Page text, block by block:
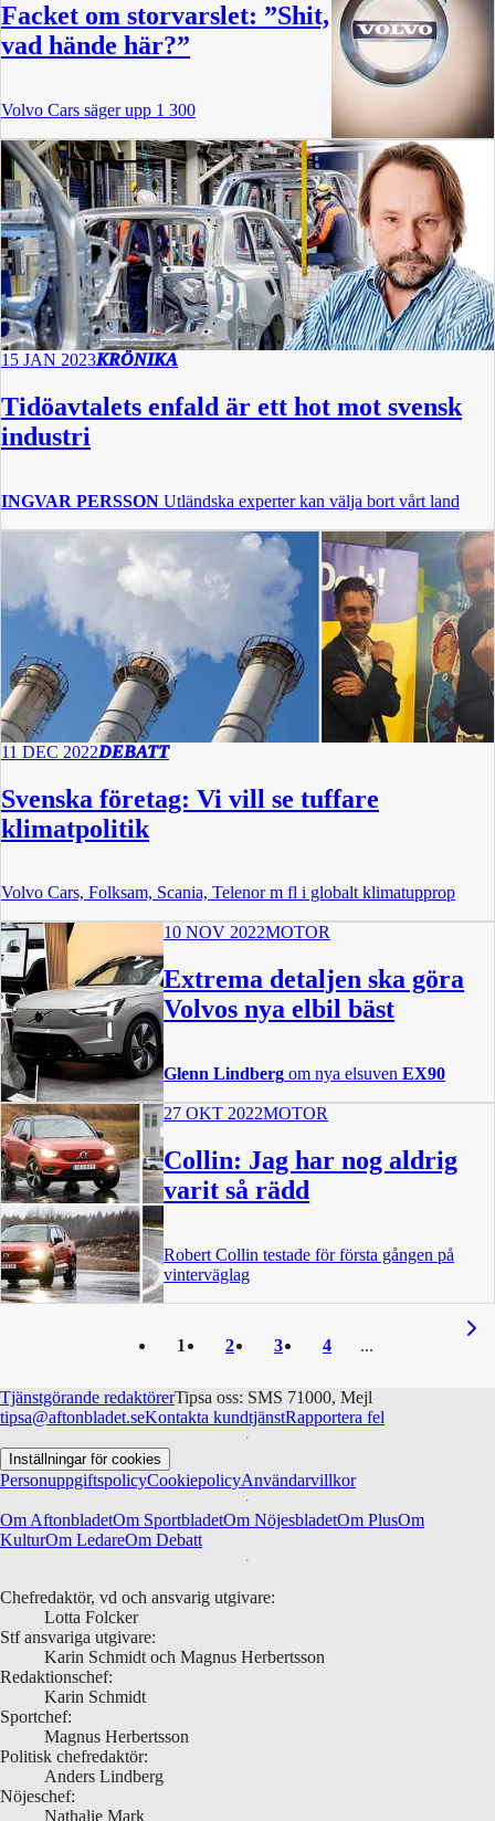
Facket om storvarslet: ”Shit,
vad hände här?”
Volvo Cars säger upp 1 300
15 JAN 2023KRÖNIKA
Tidöavtalets enfald är ett hot mot svensk
industri
INGVAR PERSSON Utländska experter kan välja bort vårt land
11 DEC 2022DEBATT
Svenska företag: Vi vill se tuffare
klimatpolitik
Volvo Cars, Folksam, Scania, Telenor m fl i globalt klimatupprop
10 NOV 2022MOTOR
Extrema detaljen ska göra
Volvos nya elbil bäst
Glenn Lindberg om nya elsuvenEX90
27 OKT 2022MOTOR
Collin: Jag har nog aldrig
varit så rädd
Robert Collin testade för första gången på
vinterväglag
1 2 3 4
Tjänstgörande redaktörerTipsa oss: SMS 71000, Mejl
tipsa@aftonbladet.seKontakta kundtjänstRapportera fel
Inställningar för cookies
PersonuppgiftspolicyCookiepolicyAnvändarvillkor
Om AftonbladetOm SportbladetOm NöjesbladetOm PlusOm
KulturOm LedareOm Debatt
Chefredaktör, vd och ansvarig utgivare:
Lotta Folcker
Stf ansvariga utgivare:
Karin Schmidt och Magnus Herbertsson
Redaktionschef:
Karin Schmidt
Sportchef:
Magnus Herbertsson
Politisk chefredaktör:
Anders Lindberg
Nöjeschef:
Nathalie Mark